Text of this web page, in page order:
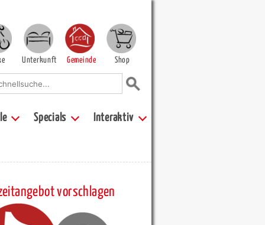
Unterkunft Gemeinde Shop
Specials Interaktiv
vorschlagen